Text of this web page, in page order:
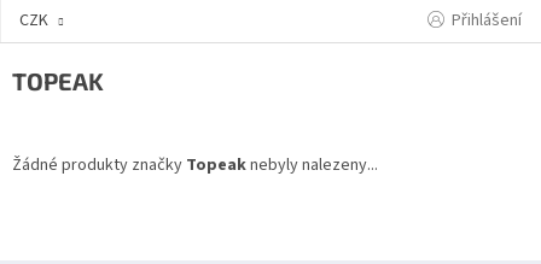
Přejít
CZK Přihlášení
TOPEAK
Žádné produkty značky Topeaknebyly nalezeny...